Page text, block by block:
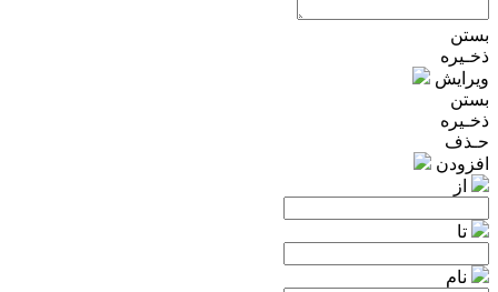
بستن
ذخـیره
ویرایش
بستن
ذخـیره
حـذف
افزودن
از
تا
نام